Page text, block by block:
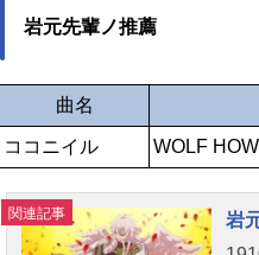
岩元先輩ノ推薦
曲名
ココニイル WOLF
関連記事
岩